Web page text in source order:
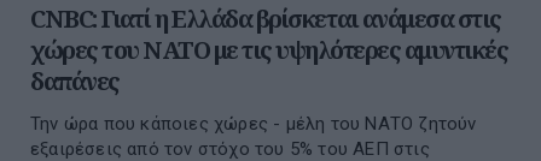
CNBC: Γιατί η Ελλάδα βρίσκεται ανάμεσα στις
χώρες του ΝΑΤΟ με τις υψηλότερες αμυντικές
δαπάνες
Την ώρα που κάποιες χώρες - μέλη του ΝΑΤΟ ζητούν
εξαιρέσεις από τον στόχο του 5% του ΑΕΠ στις